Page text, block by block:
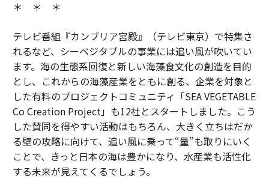
＊ ＊ ＊
テレビ番組『カンブリア宮殿』（テレビ東京）で特集さ
れるなど、シーベジタブルの事業には追い風が吹いてい
ます。海の生態系回復と新しい海藻食文化の創造を目的
とし、これからの海藻産業をともに創る、企業を対象と
した有料のプロジェクトコミュニティ「SEA VEGETABLE
Co Creation Project」も12社とスタートしました。こう
した賛同を得やすい活動はもちろん、大きく立ちはだか
る壁の攻略に向けて、追い風に乗って“量”も取りにいく
ことで、きっと日本の海は豊かになり、水産業も活性化
する未来が見えてくるでしょう。